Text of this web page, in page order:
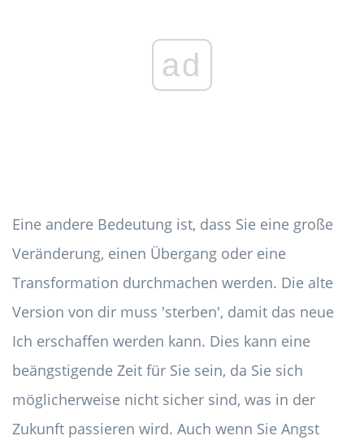
ad
Eine andere Bedeutung ist, dass Sie eine große
Veränderung, einen Übergang oder eine
Transformation durchmachen werden. Die alte
Version von dir muss 'sterben', damit das neue
Ich erschaffen werden kann. Dies kann eine
beängstigende Zeit für Sie sein, da Sie sich
möglicherweise nicht sicher sind, was in der
Zukunft passieren wird. Auch wenn Sie Angst